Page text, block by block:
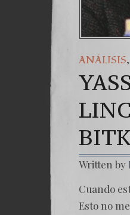
ANÁLISIS,
Written by
Cuando
Esto no